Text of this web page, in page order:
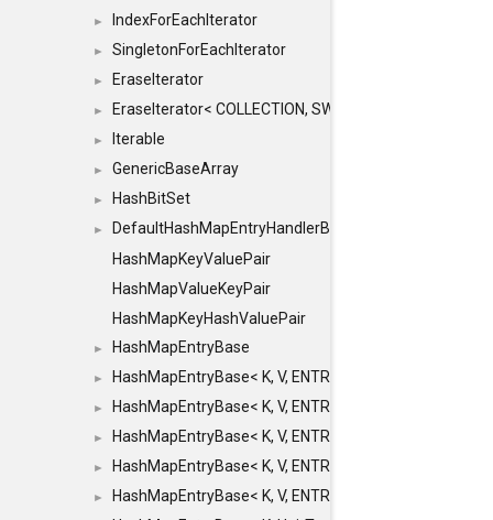
► IndexForEachIterator
► SingletonForEachIterator
► EraseIterator
► EraseIterator< COLLECTION, SWAP_ERASE, false >
► Iterable
► GenericBaseArray
► HashBitSet
►
DefaultHashMapEntryHandlerBase
HashMapKeyValuePair
HashMapValueKeyPair
HashMapKeyHashValuePair
► HashMapEntryBase
► HashMapEntryBase< K, V, ENTRY_HANDLER,
► HashMapEntryBase< K, V, ENTRY_HANDLER,
► HashMapEntryBase< K, V, ENTRY_HANDLER,
► HashMapEntryBase< K, V, ENTRY_HANDLER,
► HashMapEntryBase< K, V, ENTRY_HANDLER,